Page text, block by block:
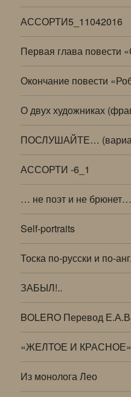
АССОРТИ5_11042016
Первая глава повести
Окончание повести
О двух художниках
ПОСЛУШАЙТЕ…
АССОРТИ -6_1
… не поэт и не брюнет…
Self-portraits
Тоска по-русски и по-
ЗАБЫЛ!..
BOLERO Перевод
«ЖЕЛТОЕ И КРАСНОЕ»
Из монолога Лео